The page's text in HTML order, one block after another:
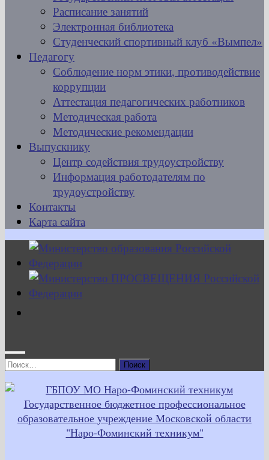
Расписание занятий
Электронная библиотека
Студенческий спортивный клуб «Вымпел»
Педагогу
Соблюдение норм этики, противодействие
коррупции
Аттестация педагогических работников
Методическая работа
Методические рекомендации
Выпускнику
Центр содействия трудоустройству
Информация работодателям по
трудоустройству
Контакты
Карта сайта
Найти: